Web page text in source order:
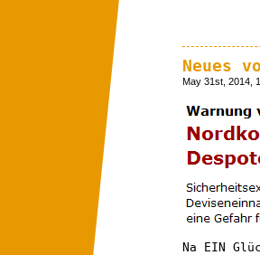
Neues
May 31st, 2014,
Na EIN